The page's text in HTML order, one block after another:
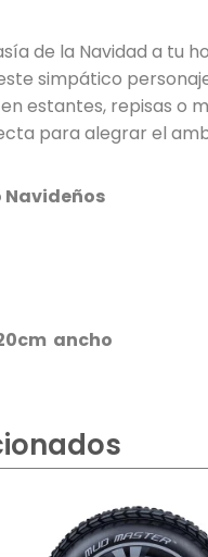
de la Navidad a tu
simpático
estantes, repisas o
para alegrar el
Navideños
ancho